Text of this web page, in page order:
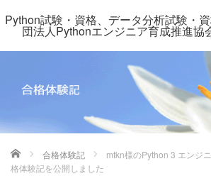
Python試験・資格、データ分析試験・
団法人Pythonエンジニア育成推進協
ホーム 合格体験記
mtkn様のPython 3 エンジ
格体験記を公開しました